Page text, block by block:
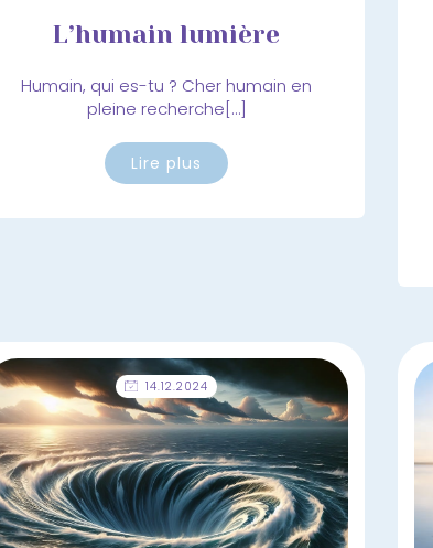
L’humain lumière
Humain, qui es-tu ? Cher humain en
pleine recherche[…]
Lire plus
14.12.2024